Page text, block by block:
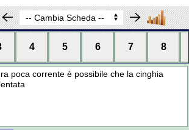
4 5 6 7 8
poca corrente è possibile che la cinghia